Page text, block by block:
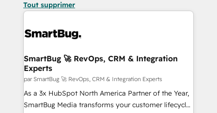
Tout supprimer
SmartBug 🚀 RevOps, CRM & Integration
Experts
par SmartBug 🚀 RevOps, CRM & Integration Experts
As a 3x HubSpot North America Partner of the Year,
SmartBug Media transforms your customer lifecycle